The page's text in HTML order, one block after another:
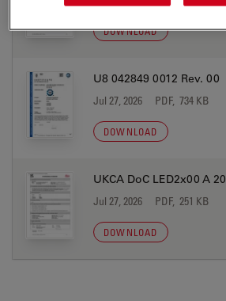
DOWNLOAD
U8 042849 0012 Rev. 00
Jul 27, 2026 PDF, 734 KB
DOWNLOAD
UKCA DoC LED2x00 A
Jul 27, 2026 PDF, 251 KB
DOWNLOAD